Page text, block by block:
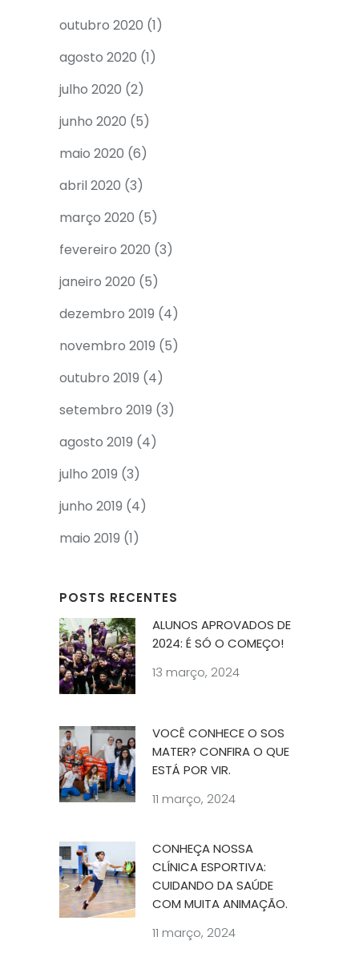
outubro 2020 (1)
agosto 2020 (1)
julho 2020 (2)
junho 2020 (5)
maio 2020 (6)
abril 2020 (3)
março 2020 (5)
fevereiro 2020 (3)
janeiro 2020 (5)
dezembro 2019 (4)
novembro 2019 (5)
outubro 2019 (4)
setembro 2019 (3)
agosto 2019 (4)
julho 2019 (3)
junho 2019 (4)
maio 2019 (1)
POSTS RECENTES
ALUNOS APROVADOS DE
2024: É SÓ O COMEÇO!
13 março, 2024
VOCÊ CONHECE O SOS
MATER? CONFIRA O QUE
ESTÁ POR VIR.
11 março, 2024
CONHEÇA NOSSA
CLÍNICA ESPORTIVA:
CUIDANDO DA SAÚDE
COM MUITA ANIMAÇÃO.
11 março, 2024